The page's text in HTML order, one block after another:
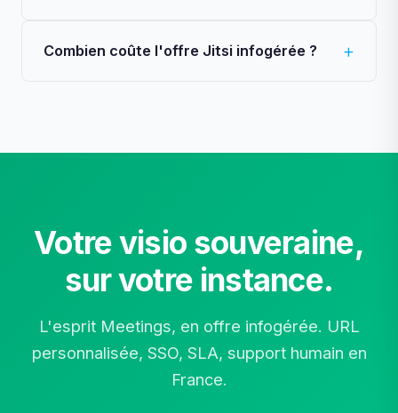
Combien coûte l'offre Jitsi infogérée ?
Votre visio souveraine,
sur votre instance.
L'esprit Meetings, en offre infogérée. URL
personnalisée, SSO, SLA, support humain en
France.